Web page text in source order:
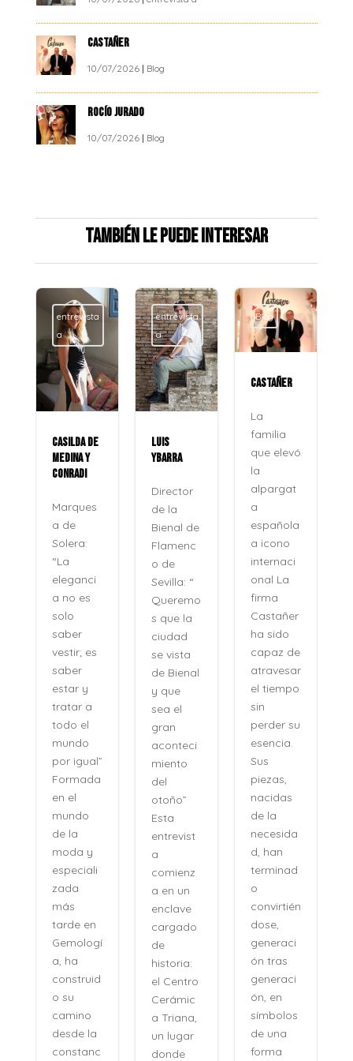
CASTAÑER
10/07/2026| Blog
ROCÍO JURADO
10/07/2026| Blog
También le puede interesar
entrevista
a
CASILDA DE
MEDINA Y
CONRADI
Marques
a de
Solera:
“La
eleganci
a no es
solo
saber
vestir; es
saber
estar y
tratar a
todo el
mundo
por igual”
Formada
en el
mundo
de la
moda y
especiali
zada
más
tarde en
Gemologí
a, ha
construid
o su
camino
desde la
constanc
entrevista
a
LUIS
YBARRA
Director
de la
Bienal de
Flamenc
o de
Sevilla: “
Queremo
s que la
ciudad
se vista
de Bienal
y que
sea el
gran
aconteci
miento
del
otoño”
Esta
entrevist
a
comienz
a en un
enclave
cargado
de
historia:
el Centro
Cerámic
a Triana,
un lugar
donde
Blog
CASTAÑER
La
familia
que elevó
la
alpargat
a
española
a icono
internaci
onal La
firma
Castañer
ha sido
capaz de
atravesar
el tiempo
sin
perder su
esencia.
Sus
piezas,
nacidas
de la
necesida
d, han
terminad
o
convirtién
dose,
generaci
ón tras
generaci
ón, en
símbolos
de una
forma